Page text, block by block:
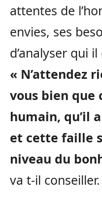
attentes de
envies, ses
d’analyser qui
« N’attendez
vous bien que
humain, qu’il
et cette faille
niveau du
va t-il conseiller.